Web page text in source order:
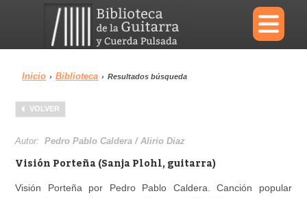
×
Menu
Biblioteca
Inicio › Biblioteca › Resultados búsqueda
VOLVER
Autor:Pedro Pablo Caldera / Alirio Diaz
Visión Porteña (Sanja Plohl, guitarra)
Visión Porteña por Pedro Pablo Caldera. Canción popular